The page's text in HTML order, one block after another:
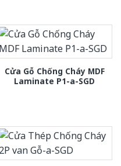
Cửa Gỗ Chống Cháy MDF
Laminate P1-a-SGD